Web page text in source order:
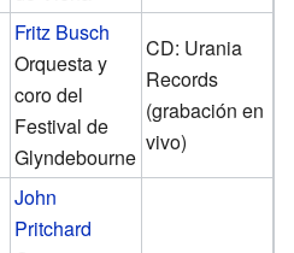
Fritz Busch
Orquesta y
coro del
Festival de
Glyndebourne
CD: Urania
Records
(grabación en
vivo)
John
Pritchard